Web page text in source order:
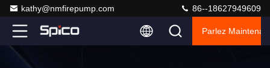
kathy@nmfirepump.com 86--18627949609
Parlez